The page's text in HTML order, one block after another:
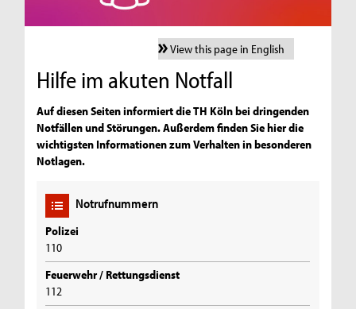
View this page in English
Hilfe im akuten Notfall
Auf diesen Seiten informiert die TH Köln bei dringenden
Notfällen und Störungen. Außerdem finden Sie hier die
wichtigsten Informationen zum Verhalten in besonderen
Notlagen.
Notrufnummern
Polizei
110
Feuerwehr / Rettungsdienst
112